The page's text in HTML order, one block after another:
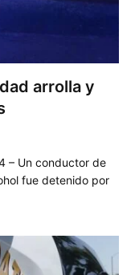
arrolla y
– Un conductor de
fue detenido por